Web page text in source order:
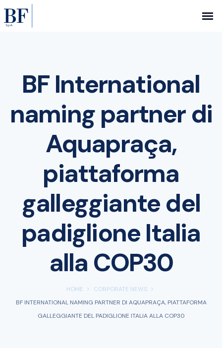
BF International
naming partner di
Aquapraça,
piattaforma
galleggiante del
padiglione Italia
alla COP30
HOME
CORPORATE NEWS
BF INTERNATIONAL NAMING PARTNER DI AQUAPRAÇA, PIATTAFORMA
GALLEGGIANTE DEL PADIGLIONE ITALIA ALLA COP30